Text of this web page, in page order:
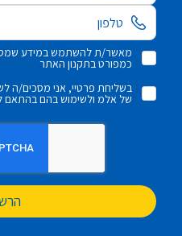
מאשר/ת להשתמש במידע
כמפורט בתקנון האתר
בשליחת פרטיי, אני מסכים/ה
של אלמ ולשימוש בהם בהתאם